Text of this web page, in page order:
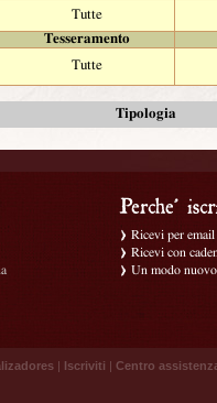
Tutte
Tesseramento
Tutte
Tipologia
Ricevi per
Ricevi con
Un modo
| Iscriviti | Centro